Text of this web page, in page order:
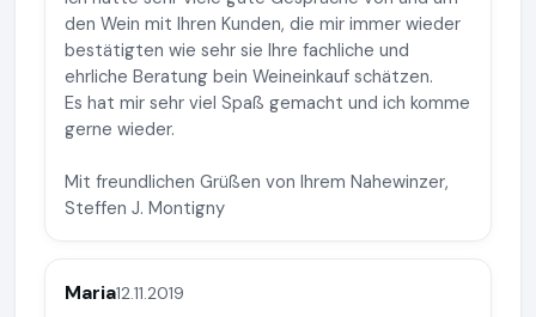
den Wein mit Ihren Kunden, die mir immer wieder
bestätigten wie sehr sie Ihre fachliche und
ehrliche Beratung bein Weineinkauf schätzen.
Es hat mir sehr viel Spaß gemacht und ich komme
gerne wieder.
Mit freundlichen Grüßen von Ihrem Nahewinzer,
Steffen J. Montigny
Maria12.11.2019